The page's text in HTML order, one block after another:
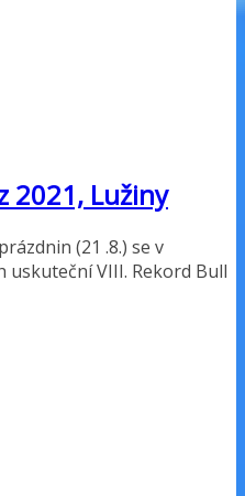
2021, Lužiny
(21 .8.) se v
VIII. Rekord Bull